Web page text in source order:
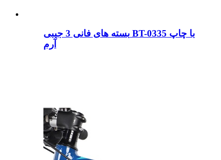
بسته های فانی 3 جیبی BT-0335 با چاپ
آرم